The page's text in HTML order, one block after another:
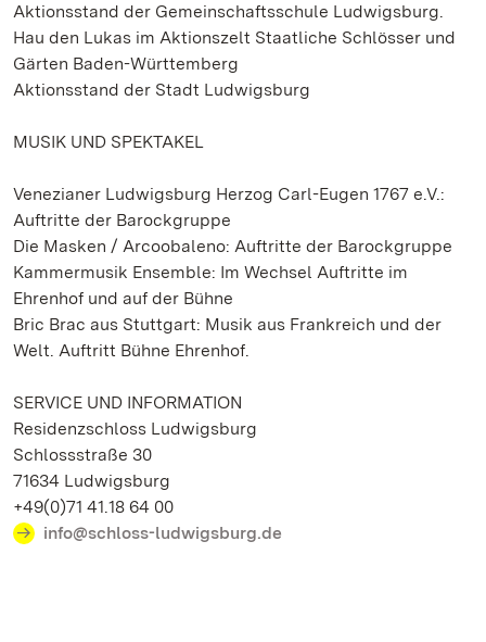
Aktionsstand der Gemeinschaftsschule Ludwigsburg.
Hau den Lukas im Aktionszelt Staatliche Schlösser und
Gärten Baden-Württemberg
Aktionsstand der Stadt Ludwigsburg
MUSIK UND SPEKTAKEL
Venezianer Ludwigsburg Herzog Carl-Eugen 1767 e.V.:
Auftritte der Barockgruppe
Die Masken / Arcoobaleno: Auftritte der Barockgruppe
Kammermusik Ensemble: Im Wechsel Auftritte im
Ehrenhof und auf der Bühne
Bric Brac aus Stuttgart: Musik aus Frankreich und der
Welt. Auftritt Bühne Ehrenhof.
SERVICE UND INFORMATION
Residenzschloss Ludwigsburg
Schlossstraße 30
71634 Ludwigsburg
+49(0)71 41.18 64 00
info@schloss-ludwigsburg.de